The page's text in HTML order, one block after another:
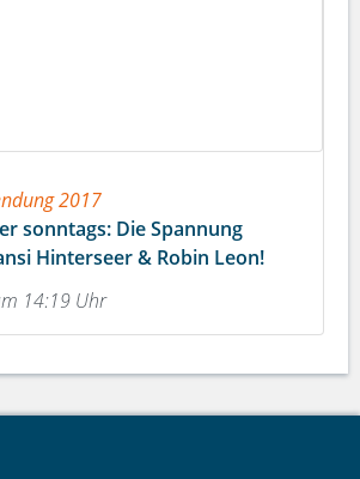
2017
sonntags: Die Spannung
Hinterseer & Robin Leon!
14:19 Uhr